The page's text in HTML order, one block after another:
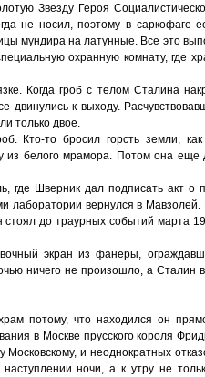
Звезду Героя
не носил, поэтому в саркофаге
мундира на латунные. Все это
охранную комнату, где
Когда гроб с телом Сталина
к выходу.
только двое.
Кто-то бросил горсть земли, как
из белого мрамора. Потом она еще
где Шверник дал подписать акт о
лаборатории вернулся в
до траурных событий марта
экран из фанеры,
ничего не произошло, а Сталин
потому, что находился он
в Москве прусского короля
и неоднократных
ночи, а к утру не